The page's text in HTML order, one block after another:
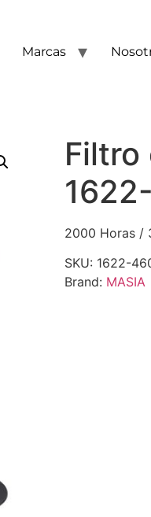
Marcas
Filtro
2000 Horas /
SKU: 1622-
Brand: MASIA